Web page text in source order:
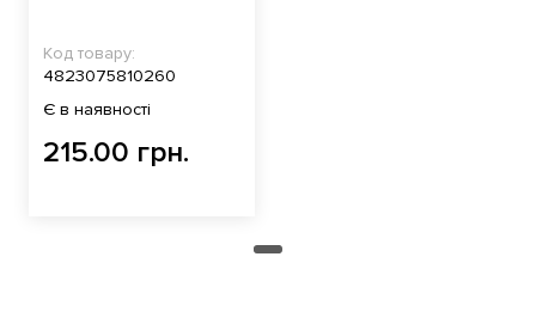
Код товару:
4823075810260
Є в наявності
215.00 грн.